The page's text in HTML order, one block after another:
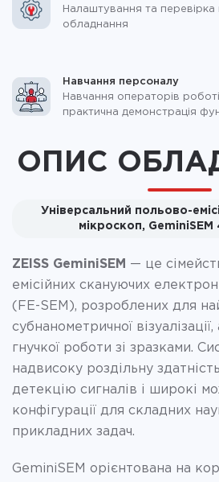
Налаштування та перевірка
обладнання
Навчання персоналу
Навчання операторів
практична демонстрація
ОПИС
Універсальний польово-
мікроскоп, GeminiSEM
ZEISS GeminiSEM — це
емісійних скануючих
(FE-SEM), розроблених для
субнанометричної
гнучкої роботи зі зразками.
надвисоку роздільну
детекцію сигналів і широкі
конфігурації для складних
прикладних задач.
GeminiSEM орієнтована на